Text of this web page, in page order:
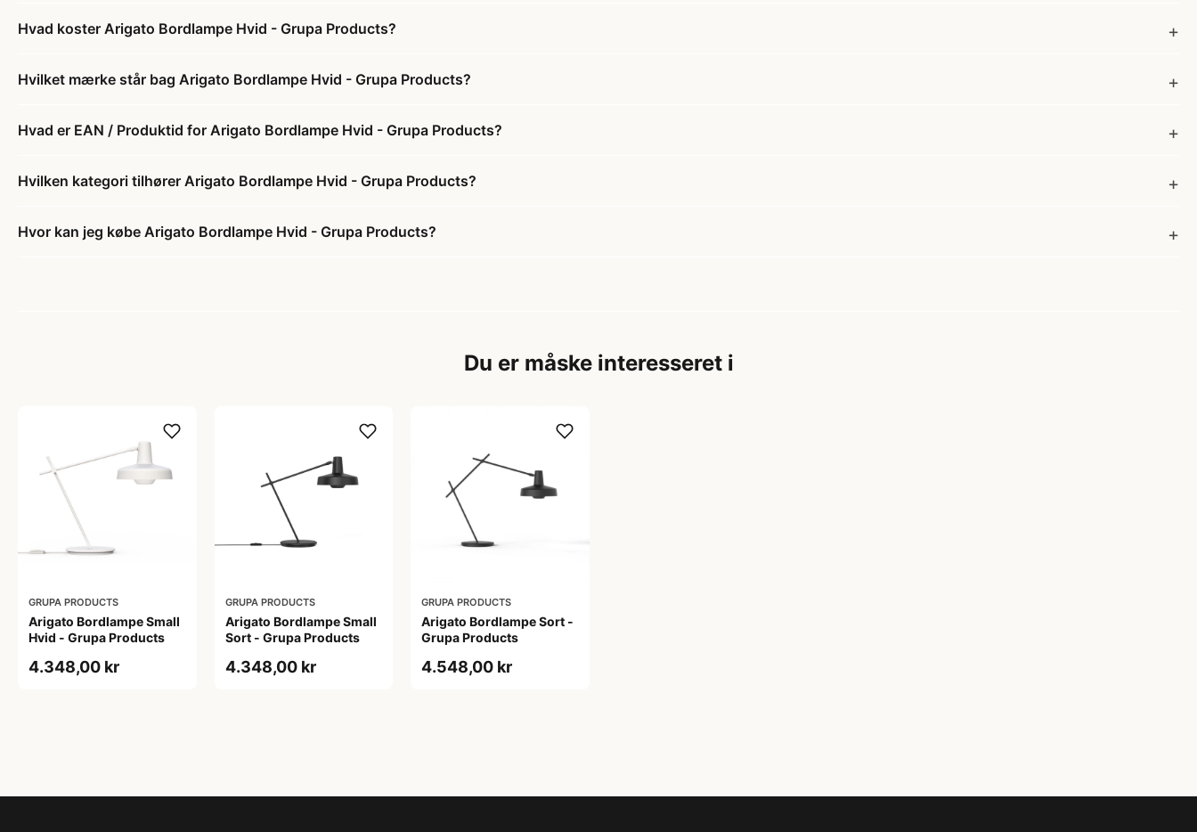
Hvad koster Arigato Bordlampe Hvid - Grupa Products?
Hvilket mærke står bag Arigato Bordlampe Hvid - Grupa Products?
Hvad er EAN / Produktid for Arigato Bordlampe Hvid - Grupa Products?
Hvilken kategori tilhører Arigato Bordlampe Hvid - Grupa Products?
Hvor kan jeg købe Arigato Bordlampe Hvid - Grupa Products?
Du er måske interesseret i
GRUPA PRODUCTS
Arigato Bordlampe Small
Hvid - Grupa Products
4.348,00 kr
GRUPA PRODUCTS
Arigato Bordlampe Small
Sort - Grupa Products
4.348,00 kr
GRUPA PRODUCTS
Arigato Bordlampe Sort -
Grupa Products
4.548,00 kr